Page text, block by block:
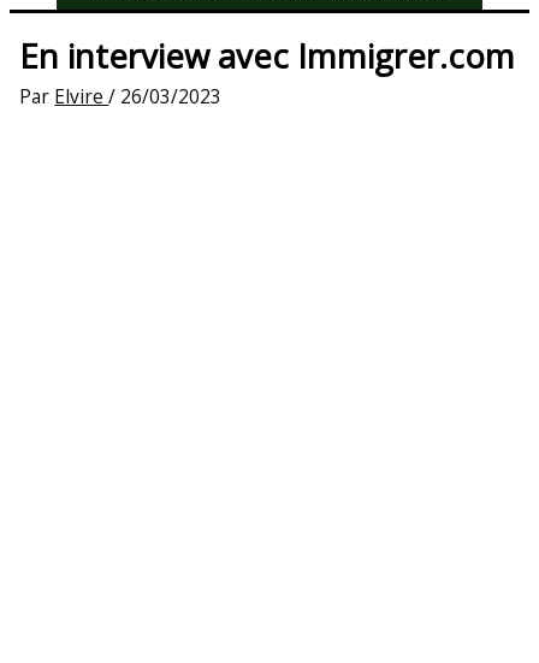
En interview avec Immigrer.com
Par Elvire/ 26/03/2023